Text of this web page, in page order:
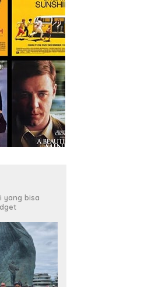
yang bisa